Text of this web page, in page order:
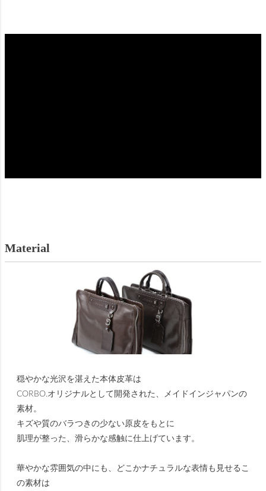
Material
穏やかな光沢を湛えた本体皮革は
CORBO.オリジナルとして開発された、メイドインジャパンの
素材。
キズや質のバラつきの少ない原皮をもとに
肌理が整った、滑らかな感触に仕上げています。
華やかな雰囲気の中にも、どこかナチュラルな表情も見せるこ
の素材は